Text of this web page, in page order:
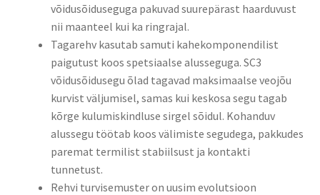
võidusõiduseguga pakuvad suurepärast haarduvust
nii maanteel kui ka ringrajal.​
Tagarehv kasutab samuti kahekomponendilist
paigutust koos spetsiaalse alusseguga. SC3
võidusõidusegu õlad tagavad maksimaalse veojõu
kurvist väljumisel, samas kui keskosa segu tagab
kõrge kulumiskindluse sirgel sõidul. Kohanduv
alussegu töötab koos välimiste segudega, pakkudes
paremat termilist stabiilsust ja kontakti
tunnetust.​
Rehvi turvisemuster on uusim evolutsioon